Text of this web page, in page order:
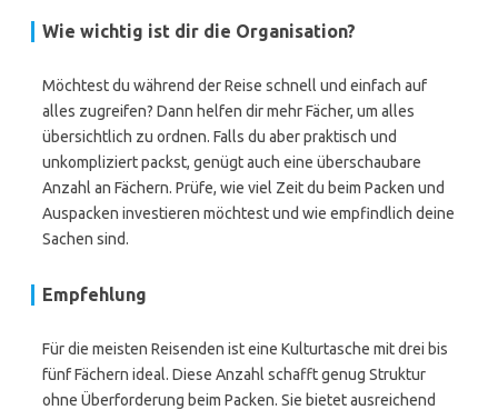
Wie wichtig ist dir die Organisation?
Möchtest du während der Reise schnell und einfach auf
alles zugreifen? Dann helfen dir mehr Fächer, um alles
übersichtlich zu ordnen. Falls du aber praktisch und
unkompliziert packst, genügt auch eine überschaubare
Anzahl an Fächern. Prüfe, wie viel Zeit du beim Packen und
Auspacken investieren möchtest und wie empfindlich deine
Sachen sind.
Empfehlung
Für die meisten Reisenden ist eine Kulturtasche mit drei bis
fünf Fächern ideal. Diese Anzahl schafft genug Struktur
ohne Überforderung beim Packen. Sie bietet ausreichend